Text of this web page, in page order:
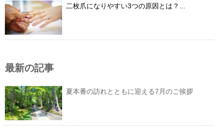
二枚爪になりやすい3つの原因とは？...
最新の記事
夏本番の訪れとともに迎える7月のご挨拶